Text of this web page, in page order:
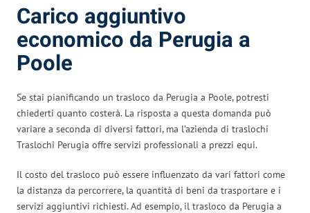
Carico aggiuntivo
economico da Perugia a
Poole
Se stai pianificando un trasloco da Perugia a Poole, potresti
chiederti quanto costerà. La risposta a questa domanda può
variare a seconda di diversi fattori, ma l’azienda di traslochi
Traslochi Perugia offre servizi professionali a prezzi equi.
Il costo del trasloco può essere influenzato da vari fattori come
la distanza da percorrere, la quantità di beni da trasportare e i
servizi aggiuntivi richiesti. Ad esempio, il trasloco da Perugia a